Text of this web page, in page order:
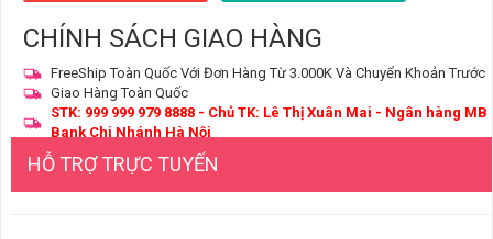
CHÍNH SÁCH GIAO HÀNG
FreeShip Toàn Quốc Với Đơn Hàng Từ 3.000K Và Chuyển Khoản Trước
Giao Hàng Toàn Quốc
STK: 999 999 979 8888 - Chủ TK: Lê Thị Xuân Mai - Ngân hàng MB
Bank Chi Nhánh Hà Nội
HỖ TRỢ TRỰC TUYẾN